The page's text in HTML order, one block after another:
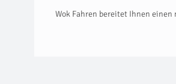
Wok Fahren bereitet Ihnen